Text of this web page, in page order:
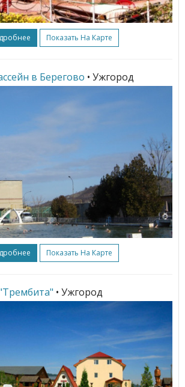
Показать На Карте
в Берегово • Ужгород
Показать На Карте
• Ужгород